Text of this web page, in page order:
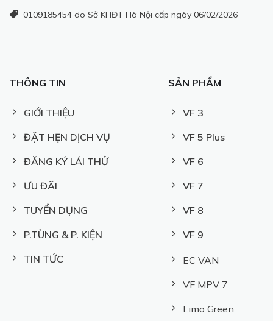
0109185454 do Sở KHĐT Hà Nội cấp ngày 06/02/2026
THÔNG TIN
GIỚI THIỆU
ĐẶT HẸN DỊCH VỤ
ĐĂNG KÝ LÁI THỬ
ƯU ĐÃI
TUYỂN DỤNG
P.TÙNG & P. KIỆN
TIN TỨC
SẢN PHẨM
VF 3
VF 5 Plus
VF 6
VF 7
VF 8
VF 9
EC VAN
VF MPV 7
Limo Green